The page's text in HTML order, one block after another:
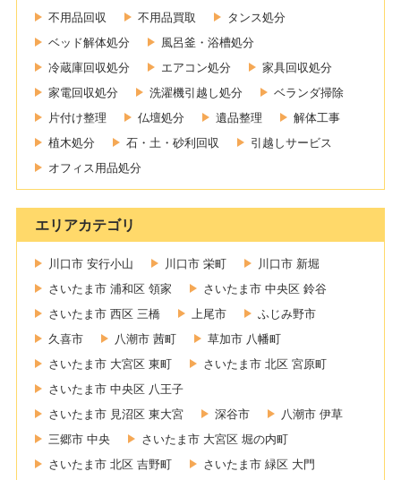
不用品回収 不用品買取
タンス処分
ベッド解体処分
風呂釜・浴槽処分
冷蔵庫回収処分
エアコン処分
家具回収処分
家電回収処分
洗濯機引越し処分
ベランダ掃除
片付け整理
仏壇処分 遺品整理
解体工事
植木処分
石・土・砂利回収
引越しサービス
オフィス用品処分
エリアカテゴリ
川口市 安行小山 川口市 栄町
川口市 新堀
さいたま市 浦和区 領家
さいたま市 中央区 鈴谷
さいたま市 西区 三橋
上尾市
ふじみ野市
久喜市
八潮市 茜町
草加市 八幡町
さいたま市 大宮区 東町
さいたま市 北区 宮原町
さいたま市 中央区 八王子
さいたま市 見沼区 東大宮
深谷市
八潮市 伊草
三郷市 中央
さいたま市 大宮区 堀の内町
さいたま市 北区 吉野町
さいたま市 緑区 大門